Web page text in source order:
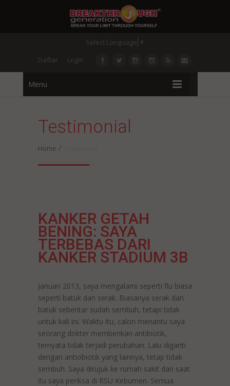
Select Language
Daftar
Login
Menu
Testimonial
Home /
KANKER GETAH
BENING: SAYA
TERBEBAS DARI
KANKER STADIUM 3B
Januari 2013, saya mengalami seperti flu biasa
seperti batuk dan serak. Biasanya serak dan
batuk sebentar sudah sembuh, tetapi tidak
untuk kali ini. Waktu itu, calon menantu saya
seorang dokter memberikan antibiotik,
ternyata tidak terjadi perubahan. Lalu diganti
dengan antiobiotik yang lainnya, tetap tidak
sembuh. Saya dirujuk ke rumah sakit dan saat
itu saya periksa di RSU Kebumen. Semua